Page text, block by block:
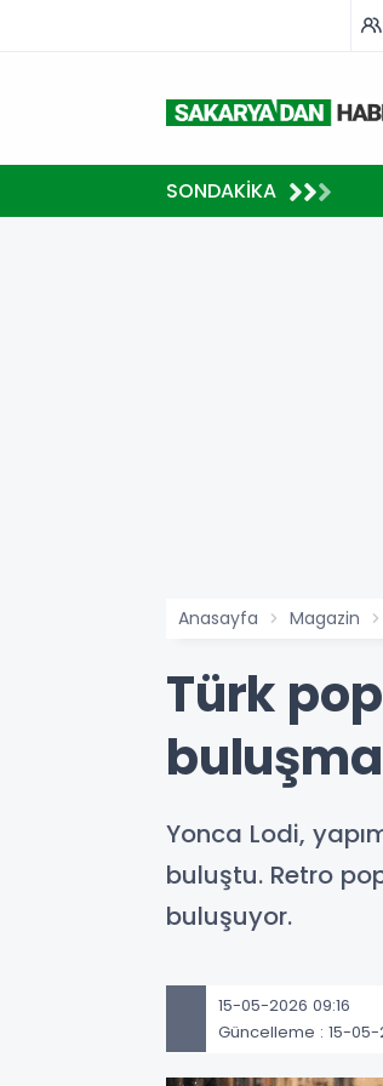
SONDAKİKA
Anasayfa Magazin
Türk
buluşma
Yonca Lodi,
buluştu. Retro
buluşuyor.
15-05-2026 09:16
Güncelleme : 15-05-